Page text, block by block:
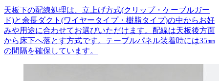
天板下の配線処理は、立上げ方式(クリップ・ケーブルガー
ド)と余長ダクト(ワイヤータイプ・樹脂タイプ)の中からお好
みや用途に合わせてお選びいただけます。配線は天板後方面
から床下へ落とす方式です。テーブルパネル装着時には35㎜
の間隔を確保しています。